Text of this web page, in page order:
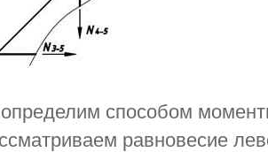
способом
равновесие